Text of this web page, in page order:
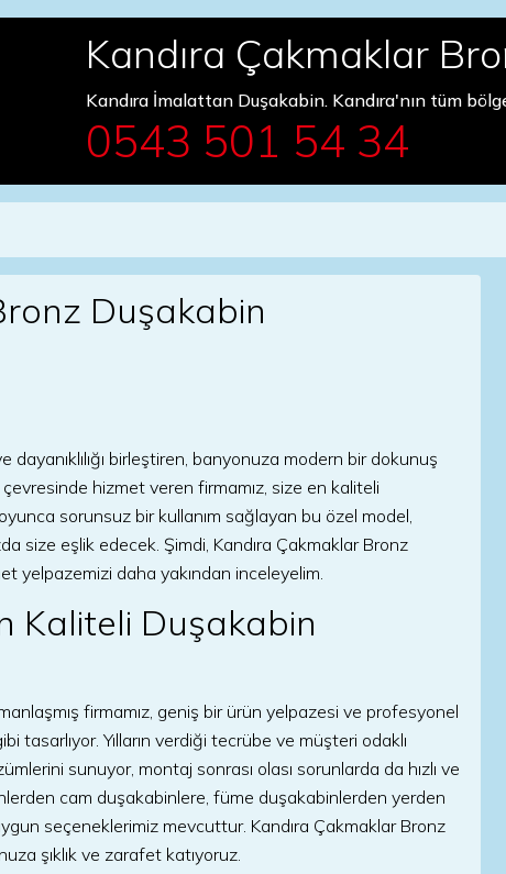
Kandıra Çakmaklar
Kandıra İmalattan Duşakabin. Kandıra'nın tüm
0543 501 54 34
Duşakabin
dayanıklılığı birleştiren, banyonuza modern bir dokunuş
hizmet veren firmamız, size en kaliteli
sorunsuz bir kullanım sağlayan bu özel model,
size eşlik edecek. Şimdi, Kandıra Çakmaklar Bronz
yelpazemizi daha yakından inceleyelim.
Kaliteli Duşakabin
firmamız, geniş bir ürün yelpazesi ve profesyonel
Yılların verdiği tecrübe ve müşteri odaklı
sunuyor, montaj sonrası olası sorunlarda da hızlı ve
cam duşakabinlere, füme duşakabinlerden yerden
seçeneklerimiz mevcuttur. Kandıra Çakmaklar Bronz
şıklık ve zarafet katıyoruz.